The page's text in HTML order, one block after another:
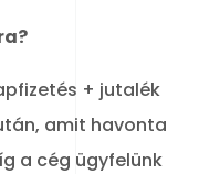
+ jutalék
amit havonta
a cég ügyfelünk